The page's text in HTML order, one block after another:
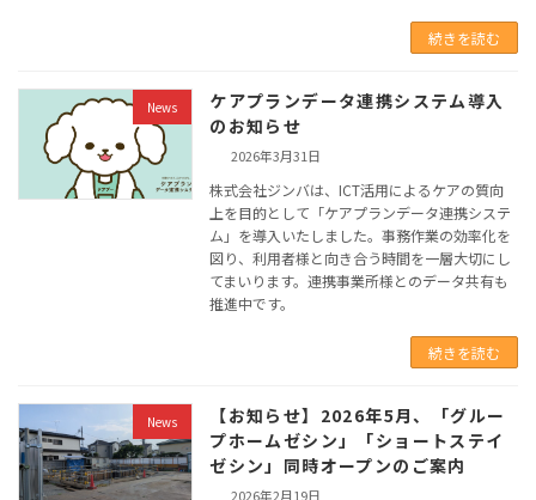
続きを読む
News
ケアプランデータ連携システム導入
のお知らせ
2026年3月31日
株式会社ジンバは、ICT活用によるケアの質向
上を目的として「ケアプランデータ連携システ
ム」を導入いたしました。事務作業の効率化を
図り、利用者様と向き合う時間を一層大切にし
てまいります。連携事業所様とのデータ共有も
推進中です。
続きを読む
News
【お知らせ】2026年5月、「グルー
プホームゼシン」「ショートステイ
ゼシン」同時オープンのご案内
2026年2月19日